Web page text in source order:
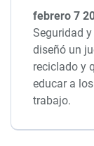
febrero 7
Seguridad y
diseñó un
reciclado y
educar a
trabajo.